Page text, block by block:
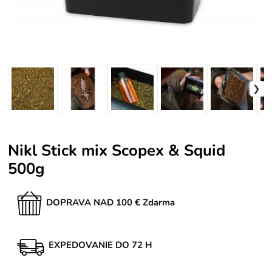
Nikl Stick mix Scopex & Squid
500g
DOPRAVA NAD 100 € Zdarma
EXPEDOVANIE DO 72 H